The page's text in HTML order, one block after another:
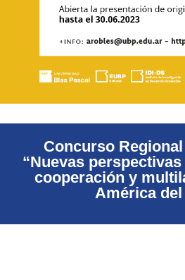
Concurso
“Nuevas
cooperación y
América del